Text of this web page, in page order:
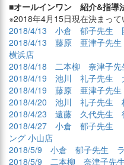
■オールインワン 紹介&指導
※2018年4月15日現在決まって
2018/4/13 小倉 郁子先生
2018/4/13 藤原 亜津子先生
横浜店
2018/4/18 二本柳 奈津子先
2018/4/19 池川 礼子先生
2018/4/19 藤原 亜津子先生
2018/4/20 池川 礼子先生
2018/4/23 遠藤 久代先生
2018/4/27 小倉 郁子先生 （
ング 小山店
2018/5/9 小倉 郁子先生 ラ
2018/5/9 二本柳 奈津子先